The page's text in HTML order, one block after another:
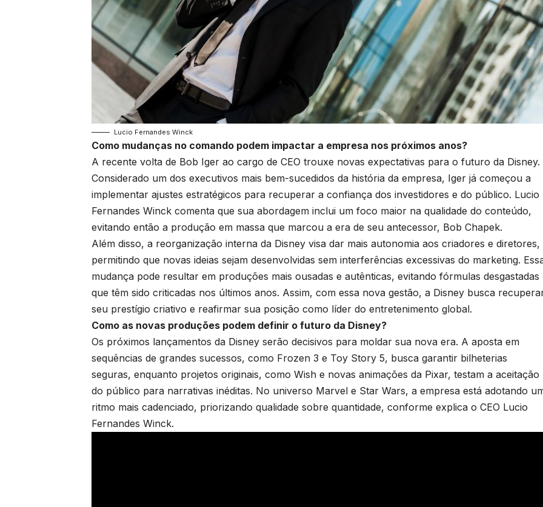
Lucio Fernandes Winck
Como mudanças no comando podem impactar a empresa nos próximos anos?
A recente volta de Bob Iger ao cargo de CEO trouxe novas expectativas para o futuro da Disney.
Considerado um dos executivos mais bem-sucedidos da história da empresa, Iger já começou a
implementar ajustes estratégicos para recuperar a confiança dos investidores e do público. Lucio
Fernandes Winck comenta que sua abordagem inclui um foco maior na qualidade do conteúdo,
evitando então a produção em massa que marcou a era de seu antecessor, Bob Chapek.
Além disso, a reorganização interna da Disney visa dar mais autonomia aos criadores e diretores,
permitindo que novas ideias sejam desenvolvidas sem interferências excessivas do marketing.
mudança pode resultar em produções mais ousadas e autênticas, evitando fórmulas desgastadas
que têm sido criticadas nos últimos anos. Assim, com essa nova gestão, a Disney busca
seu prestígio criativo e reafirmar sua posição como líder do entretenimento global.
Como as novas produções podem definir o futuro da Disney?
Os próximos lançamentos da Disney serão decisivos para moldar sua nova era. A aposta em
sequências de grandes sucessos, como Frozen 3 e Toy Story 5, busca garantir bilheterias
seguras, enquanto projetos originais, como Wish e novas animações da Pixar, testam a aceitação
do público para narrativas inéditas. No universo Marvel e Star Wars, a empresa está adotando
ritmo mais cadenciado, priorizando qualidade sobre quantidade, conforme explica o CEO Lucio
Fernandes Winck.